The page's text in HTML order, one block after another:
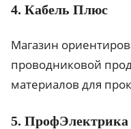
4. Кабель Плюс
Магазин
проводниковой
материалов для
5. ПрофЭлектрика